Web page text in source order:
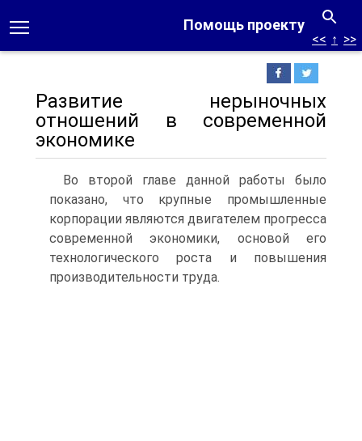
Помощь проекту
<< ↑ >>
Развитие нерыночных
отношений в современной
экономике
Во второй главе данной работы было
показано, что крупные промышленные
корпорации являются двигателем прогресса
современной экономики, основой его
технологического роста и повышения
производительности труда.